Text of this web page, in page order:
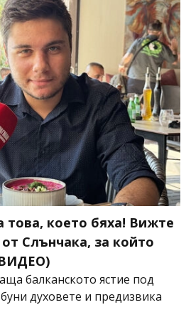
това, което бяха! Вижте
Слънчака, за който
балканското ястие под
духовете и предизвика